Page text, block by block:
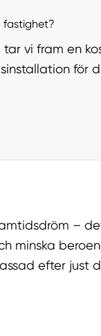
fastighet?
tar vi fram en
för
–
minska
efter just